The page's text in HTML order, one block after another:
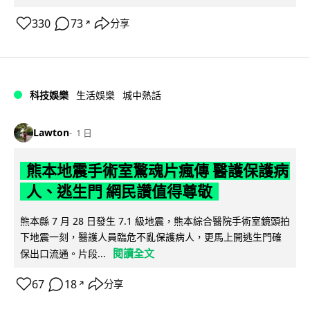
330 73 ↗ 分享
科技娛樂 生活娛樂 城中熱話
Lawton 1 日
熊本地震手術室驚魂片瘋傳 醫護保護病
人、逃生門 網民讚值得尊敬
熊本縣 7 月 28 日發生 7.1 級地震，熊本綜合醫院手術室鏡頭拍
下地震一刻，醫護人員臨危不亂保護病人，更馬上開逃生門確
保出口流通。片段...
閱讀全文
67 18 ↗ 分享